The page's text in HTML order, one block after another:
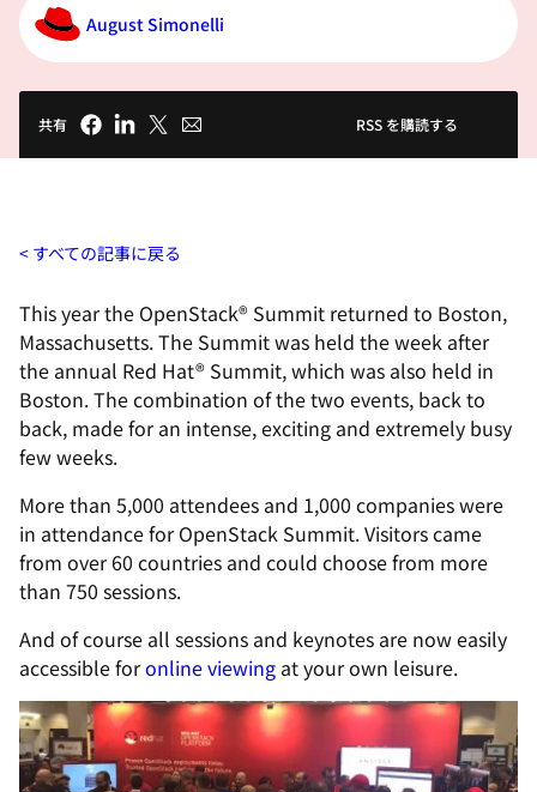
い
August Simonelli
共有 RSS を購読する
すべての記事に戻る
This year the OpenStack® Summit returned to Boston,
Massachusetts. The Summit was held the week after
the annual Red Hat® Summit, which was also held in
Boston. The combination of the two events, back to
back, made for an intense, exciting and extremely busy
few weeks.
More than 5,000 attendees and 1,000 companies were
in attendance for OpenStack Summit. Visitors came
from over 60 countries and could choose from more
than 750 sessions.
And of course all sessions and keynotes are now easily
accessible foronline viewing at your own leisure.